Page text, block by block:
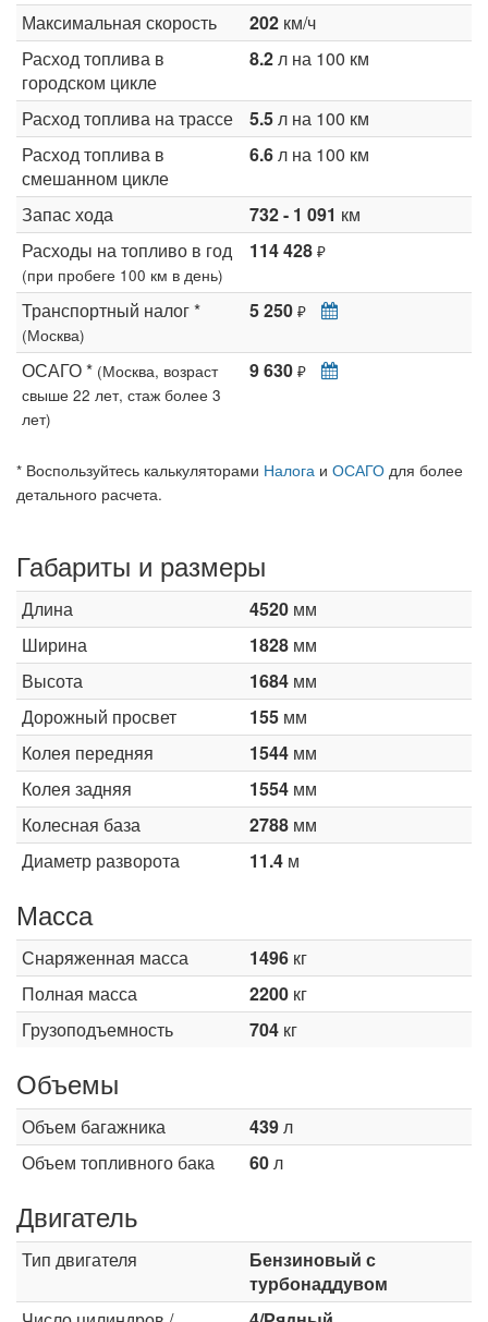
Максимальная скорость
202 км/ч
Расход топлива в
городском цикле
8.2л на 100 км
Расход топлива на трассе 5.5л на 100 км
Расход топлива в
смешанном цикле
6.6л на 100 км
Запас хода 732 - 1 091 км
Расходы на топливо в год
(при пробеге 100 км в день)
114 428 ₽
Транспортный налог *
(Москва)
5 250 ₽
ОСАГО * (Москва, возраст
свыше 22 лет, стаж более 3
лет)
9 630 ₽
* Воспользуйтесь калькуляторами Налога и ОСАГО для более
детального расчета.
Габариты и размеры
Длина 4520 мм
Ширина
1828 мм
Высота
1684 мм
Дорожный просвет
155 мм
Колея передняя
1544 мм
Колея задняя
1554 мм
Колесная база
2788 мм
Диаметр разворота
11.4 м
Масса
Снаряженная масса 1496 кг
Полная масса
2200 кг
Грузоподъемность
704 кг
Объемы
Объем багажника 439л
Объем топливного бака
60л
Двигатель
Тип двигателя
Бензиновый с
турбонаддувом